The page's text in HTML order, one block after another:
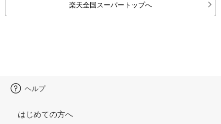
楽天全国スーパートップへ
ヘルプ
はじめての方へ